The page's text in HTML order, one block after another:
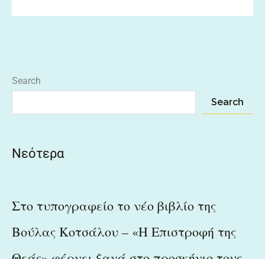
Search
Search
Νεότερα
Στο τυπογραφείο το νέο βιβλίο της
Βούλας Κοτσάλου – «Η Επιστροφή της